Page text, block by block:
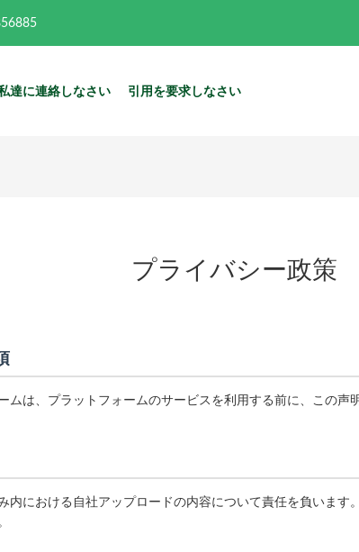
達に連絡しなさい 引用を要求しなさい
プライバシー政策
ムは、プラットフォームのサービスを利用する前に、この声
内における自社アップロードの内容について責任を負います